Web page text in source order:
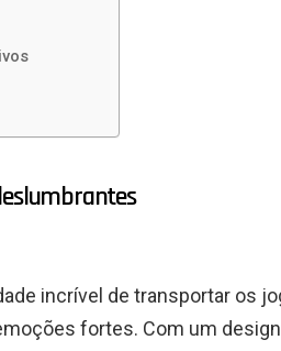
incrível de transportar os
fortes. Com um design